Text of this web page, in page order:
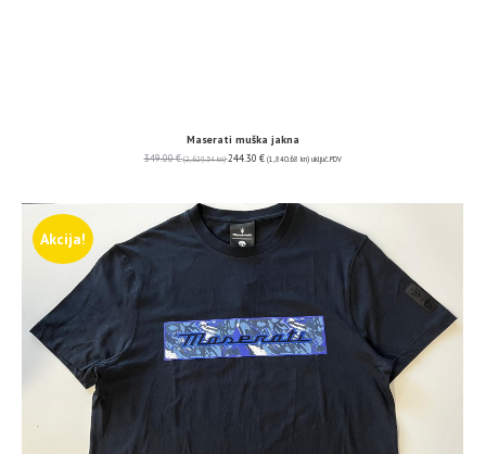
Maserati muška jakna
349.00€ (2,629.54 kn) 244.30 € (1,840.68 kn) uključ. PDV
Akcija!